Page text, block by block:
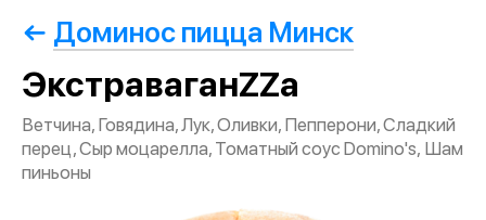
Доминос пицца Минск
ЭкстраваганZZa
Ветчина, Говядина, Лук, Оливки, Пепперони, Сладкий
перец, Сыр моцарелла, Томатный соус Domino's, Шам
пиньоны